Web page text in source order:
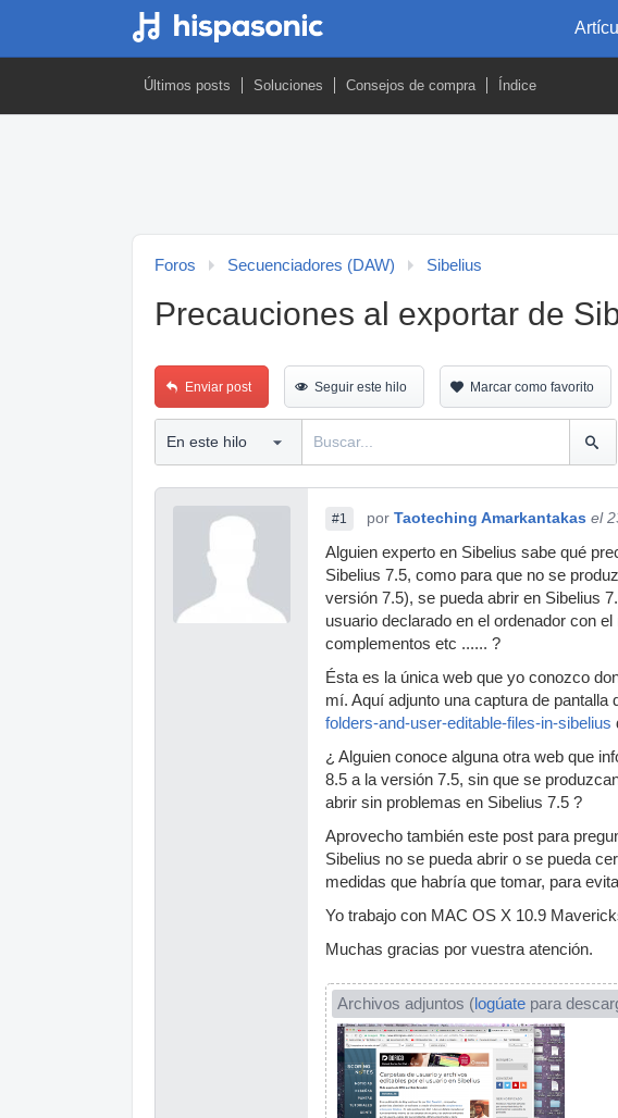
Últimos posts Soluciones Consejos de compra Índice
Foros Secuenciadores (DAW) Sibelius
Precauciones al exportar de
Enviar post Seguir este hilo Marcar como favorito
#1 por Taoteching Amarkantakas el
Alguien experto en Sibelius sabe qué
Sibelius 7.5, como para que no se
versión 7.5), se pueda abrir en Sibelius
usuario declarado en el ordenador con
complementos etc ...... ?
Ésta es la única web que yo conozco
mí. Aquí adjunto una captura de
folders-and-user-editable-files-in-sibelius
¿ Alguien conoce alguna otra web que
8.5 a la versión 7.5, sin que se
abrir sin problemas en Sibelius 7.5 ?
Aprovecho también este post para
Sibelius no se pueda abrir o se pueda
medidas que habría que tomar, para
Yo trabajo con MAC OS X 10.9
Muchas gracias por vuestra atención.
Archivos adjuntos (logúate para